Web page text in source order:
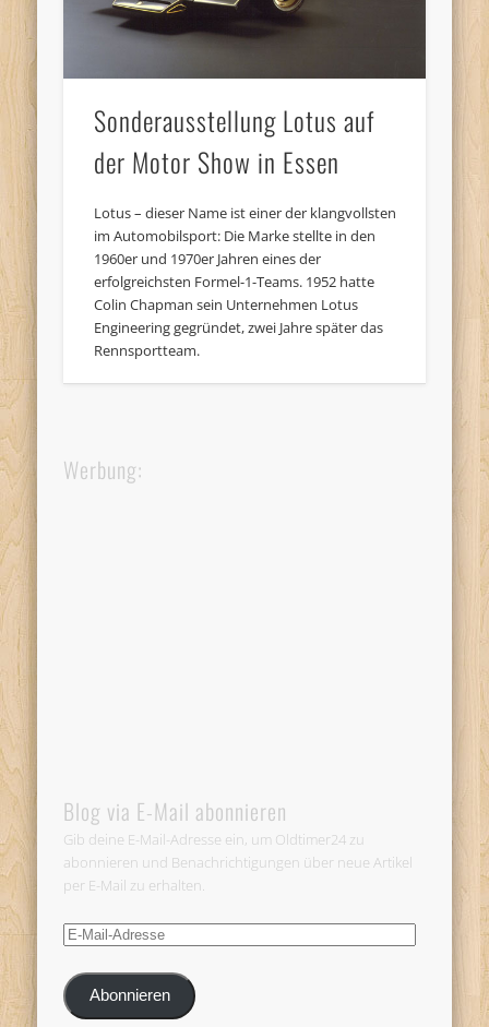
Sonderausstellung Lotus auf
der Motor Show in Essen
Lotus – dieser Name ist einer der klangvollsten
im Automobilsport: Die Marke stellte in den
1960er und 1970er Jahren eines der
erfolgreichsten Formel-1-Teams. 1952 hatte
Colin Chapman sein Unternehmen Lotus
Engineering gegründet, zwei Jahre später das
Rennsportteam.
Werbung:
Blog via E-Mail abonnieren
Gib deine E-Mail-Adresse ein, um Oldtimer24 zu
abonnieren und Benachrichtigungen über neue Artikel
per E-Mail zu erhalten.
E-
Adresse
Abonnieren